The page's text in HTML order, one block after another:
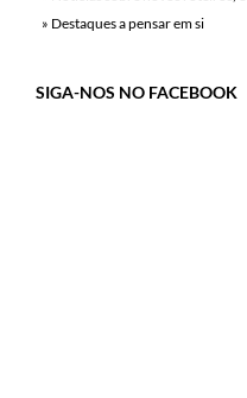
» Destaques a pensar em si
SIGA-NOS NO FACEBOOK